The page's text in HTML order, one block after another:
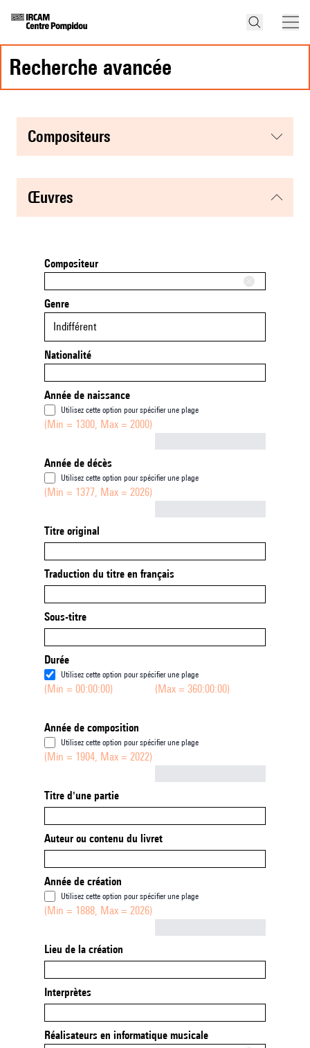
recherche avancée
compositeurs
œuvres
Compositeur
Genre
Indifférent
Nationalité
Année de naissance
Utilisez cette option pour spécifier une plage
(Min = 1300, Max = 2000)
Année de décès
Utilisez cette option pour spécifier une plage
(Min = 1377, Max = 2026)
Titre original
Traduction du titre en français
Sous-titre
Durée
Utilisez cette option pour spécifier une plage
(Min = 00:00:00) (Max = 360:00:00)
Année de composition
Utilisez cette option pour spécifier une plage
(Min = 1904, Max = 2022)
Titre d'une partie
Auteur ou contenu du livret
Année de création
Utilisez cette option pour spécifier une plage
(Min = 1888, Max = 2026)
Lieu de la création
Interprètes
Réalisateurs en informatique musicale